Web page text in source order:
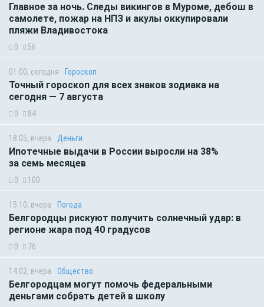
Главное за ночь. Следы викингов в Муроме, дебош в
самолете, пожар на НПЗ и акулы оккупировали
пляжи Владивостока
0 56
01:00, сегодня Гороскоп
Точный гороскоп для всех знаков зодиака на
сегодня — 7 августа
0 84
18:05, вчера Деньги
Ипотечные выдачи в России выросли на 38%
за семь месяцев
0 100
15:10, вчера Погода
Белгородцы рискуют получить солнечный удар: в
регионе жара под 40 градусов
0 76
14:02, вчера Общество
Белгородцам могут помочь федеральными
деньгами собрать детей в школу